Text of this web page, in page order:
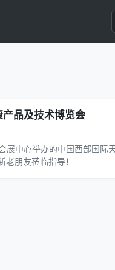
品及技术博览会
展中心举办的中国西部国际
朋友莅临指导！